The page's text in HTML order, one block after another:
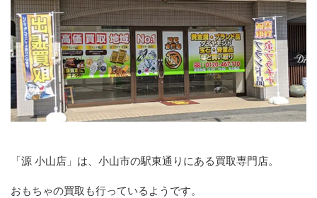
「源 小山店」は、小山市の駅東通りにある買取専門店。
おもちゃの買取も行っているようです。